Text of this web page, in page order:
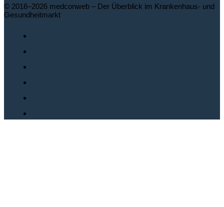
© 2016–2026 medconweb – Der Überblick im Krankenhaus- und
Gesundheitmarkt